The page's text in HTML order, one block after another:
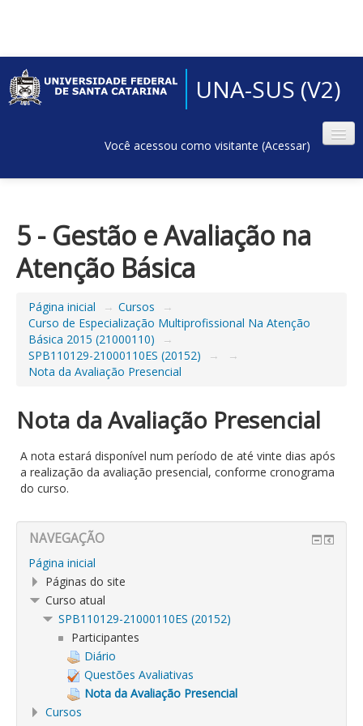
UNA-SUS (V2)
Você acessou como visitante (Acessar)
5 - Gestão e Avaliação na
Atenção Básica
Página inicial → Cursos
→
Curso de Especialização Multiprofissional Na Atenção
Básica 2015 (21000110)
→
SPB110129-21000110ES (20152)
→
→
Nota da Avaliação Presencial
Nota da Avaliação Presencial
A nota estará disponível num período de até vinte dias após
a realização da avaliação presencial, conforme cronograma
do curso.
NAVEGAÇÃO
Página inicial
Páginas do site
Curso atual
SPB110129-21000110ES (20152)
Participantes
Diário
Questões Avaliativas
Nota da Avaliação Presencial
Cursos